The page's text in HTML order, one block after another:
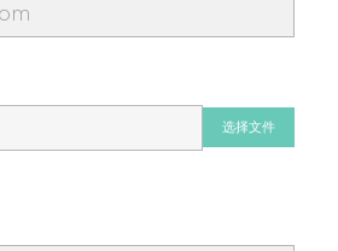
选择文件